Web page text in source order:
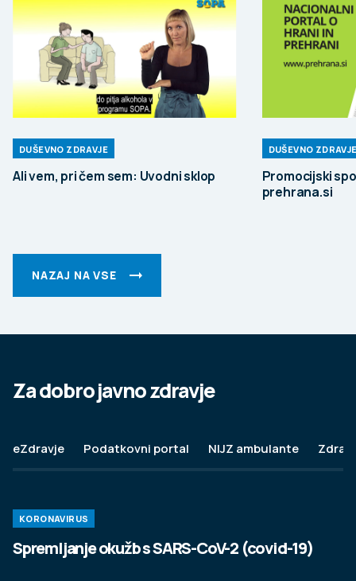
DUŠEVNO ZDRAVJE
Ali vem, pri čem sem: Uvodni sklop
DUŠEVNO
Promocijski
prehrana.si
NAZAJ NA VSE
Za dobro javno zdravje
eZdravje Podatkovni portal NIJZ ambulante
KORONAVIRUS
Spremljanje okužb s SARS-CoV-2 (covid-19)